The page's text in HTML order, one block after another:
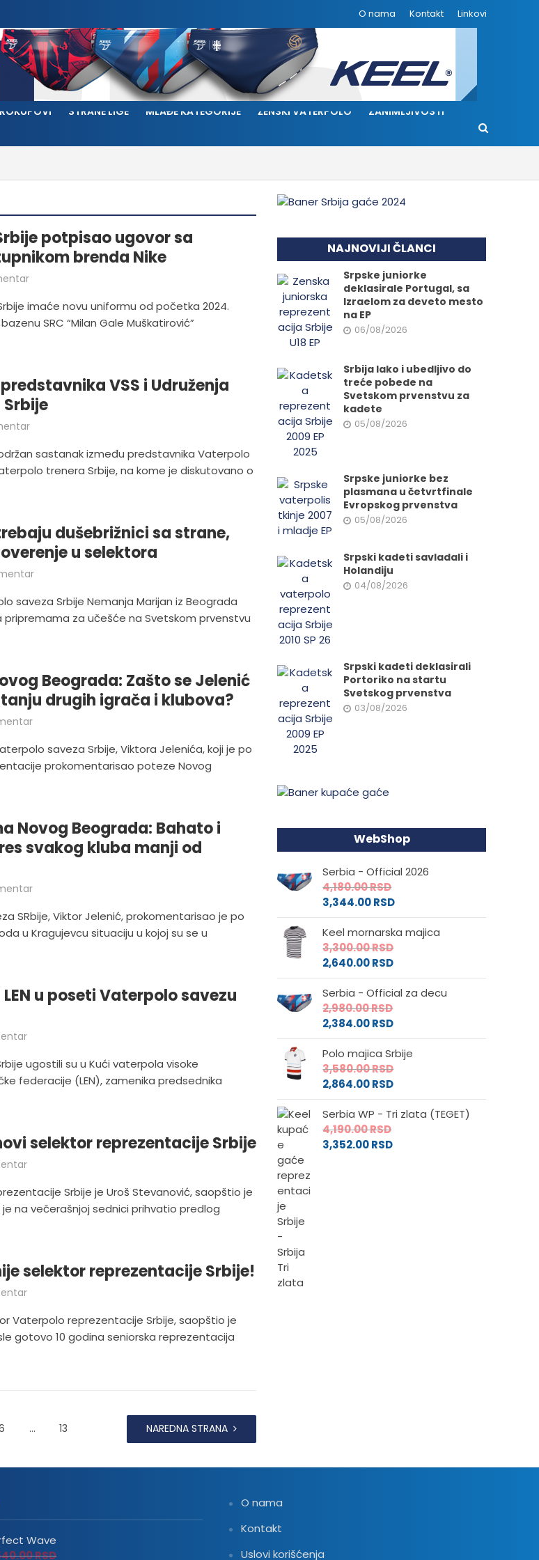
O nama Kontakt Linkovi
STRANE LIGE MLAĐE KATEGORIJE ŽENSKI VATERPOLO ZANIMLJIVOSTI
potpisao ugovor sa
brenda Nike
imaće novu uniformu od početka 2024.
SRC “Milan Gale Muškatirović”
VSS i Udruženja
sastanak između predstavnika Vaterpolo
trenera Srbije, na kome je diskutovano o
dušebrižnici sa strane,
u selektora
saveza Srbije Nemanja Marijan iz Beograda
za učešće na Svetskom prvenstvu
Beograda: Zašto se Jelenić
drugih igrača i klubova?
saveza Srbije, Viktora Jelenića, koji je po
prokomentarisao poteze Novog
Novog Beograda: Bahato i
svakog kluba manji od
SRbije, Viktor Jelenić, prokomentarisao je po
u Kragujevcu situaciju u kojoj su se u
u poseti Vaterpolo savezu
ugostili su u Kući vaterpola visoke
federacije (LEN), zamenika predsednika
selektor reprezentacije Srbije
Srbije je Uroš Stevanović, saopštio je
na večerašnjoj sednici prihvatio predlog
selektor reprezentacije Srbije!
Vaterpolo reprezentacije Srbije, saopštio je
gotovo 10 godina seniorska reprezentacija
… 13 NAREDNA STRANA
NAJNOVIJI ČLANCI
Srpske juniorke
deklasirale Portugal, sa
Izraelom za deveto mesto
na EP
06/08/2026
Srbija lako i ubedljivo do
treće pobede na
Svetskom prvenstvu za
kadete
05/08/2026
Srpske juniorke bez
plasmana u četvrtfinale
Evropskog prvenstva
05/08/2026
Srpski kadeti savladali i
Holandiju
04/08/2026
Srpski kadeti deklasirali
Portoriko na startu
Svetskog prvenstva
03/08/2026
WebShop
Serbia - Official 2026
4,180.00RSD
3,344.00RSD
Keel mornarska majica
3,300.00RSD
2,640.00RSD
Serbia - Official za decu
2,980.00RSD
2,384.00RSD
Polo majica Srbije
3,580.00RSD
2,864.00RSD
Serbia WP - Tri zlata (TEGET)
4,190.00RSD
3,352.00RSD
Wave
RSD
O nama
Kontakt
Uslovi korišćenja